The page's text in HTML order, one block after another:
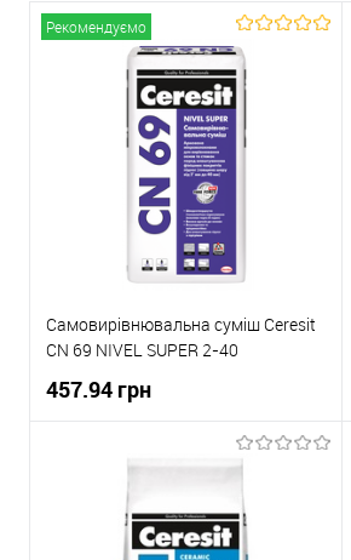
Рекомендуємо
Самовирівнювальна суміш Ceresit
CN 69 NIVEL SUPER 2-40
457.94 грн
В корзину
Купити в 1 клік
До
порівняння